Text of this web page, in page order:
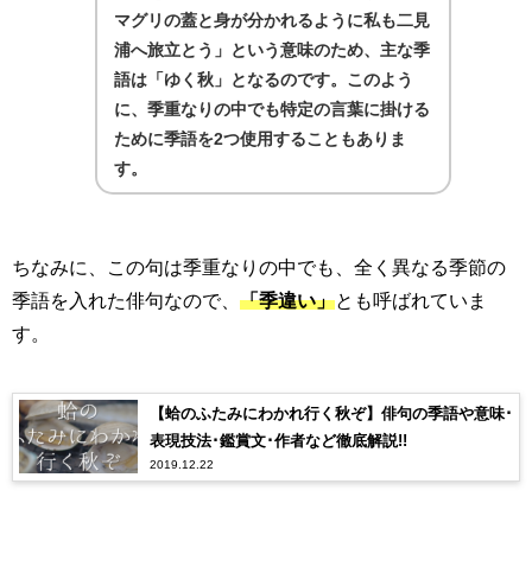
マグリの蓋と身が分かれるように私も二見
浦へ旅立とう」という意味のため、主な季
語は「ゆく秋」となるのです。このよう
に、季重なりの中でも特定の言葉に掛ける
ために季語を2つ使用することもありま
す。
ちなみに、この句は季重なりの中でも、全く異なる季節の
季語を入れた俳句なので、 「季違い」とも呼ばれていま
す。
【蛤のふたみにわかれ行く秋ぞ】俳句の季語や意味･
表現技法･鑑賞文･作者など徹底解説!!
2019.12.22